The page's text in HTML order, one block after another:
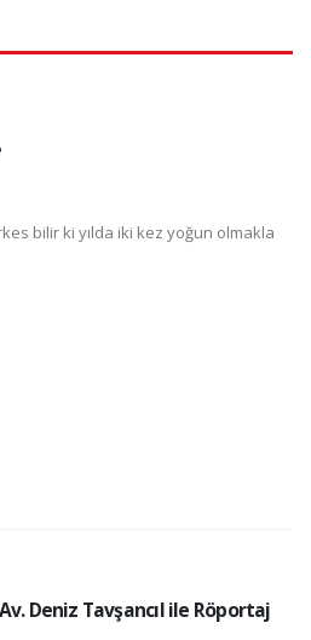
bilir ki yılda iki kez yoğun olmakla
Av. Deniz Tavşancıl ile Röportaj